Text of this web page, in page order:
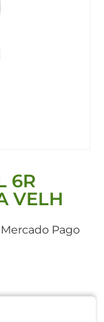
6R
VELH
Pago